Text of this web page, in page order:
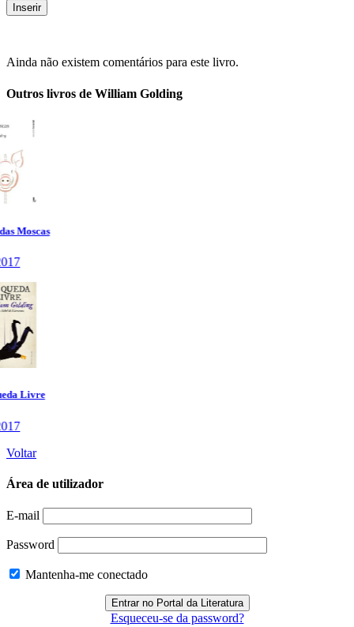
Ainda não existem comentários para este livro.
Outros livros de William Golding
Voltar
Área de utilizador
E-mail
Password
Mantenha-me conectado
Esqueceu-se da password?